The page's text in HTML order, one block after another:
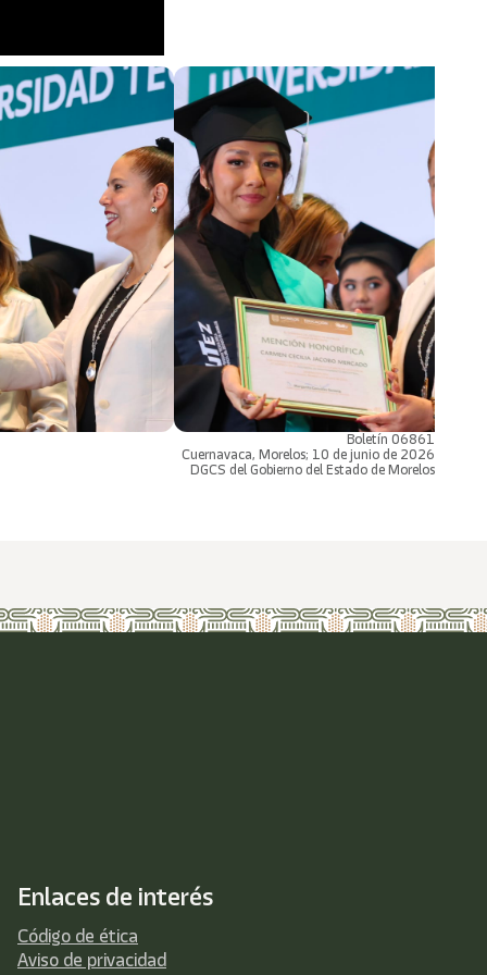
Boletín 06861
Cuernavaca, Morelos; 10 de junio de 2026
DGCS del Gobierno del Estado de Morelos
Enlaces de interés
Código de ética
Aviso de privacidad